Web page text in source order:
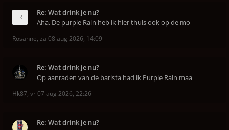
Re: Wat drink je nu?
Aha. De purple Rain heb ik hier thuis ook op de mo
Rosanne, za 08 aug 2026, 14:09
Re: Wat drink je nu?
Op aanraden van de barista had ik Purple Rain maa
Hk87, vr 07 aug 2026, 22:26
Re: Wat drink je nu?